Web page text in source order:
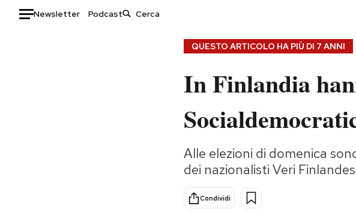
Newsletter Podcast
Storie/Idee
Ok Boomer!
QUESTO ARTICOLO HA PIÙ DI 7 ANNI
In Finlandia
Alle elezioni di domenica
dei nazionalisti Veri
Condividi